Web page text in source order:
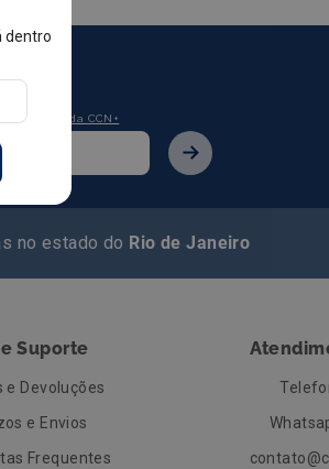
dentro
da CCN+
no estado do Rio de Janeiro
Suporte
e Devoluções
e Envios
Frequentes